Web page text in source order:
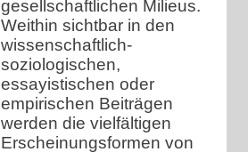
gesellschaftlichen Milieus.
Weithin sichtbar in den
wissenschaftlich-
soziologischen,
essayistischen oder
empirischen Beiträgen
werden die vielfältigen
Erscheinungsformen von